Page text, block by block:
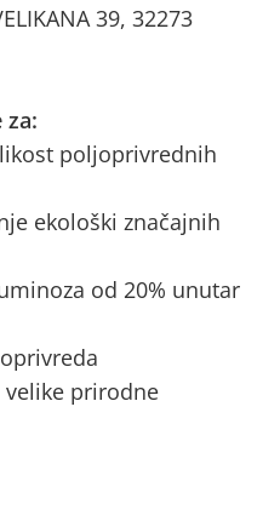
39, 32273
za:
poljoprivrednih
ekološki značajnih
od 20% unutar
velike prirodne